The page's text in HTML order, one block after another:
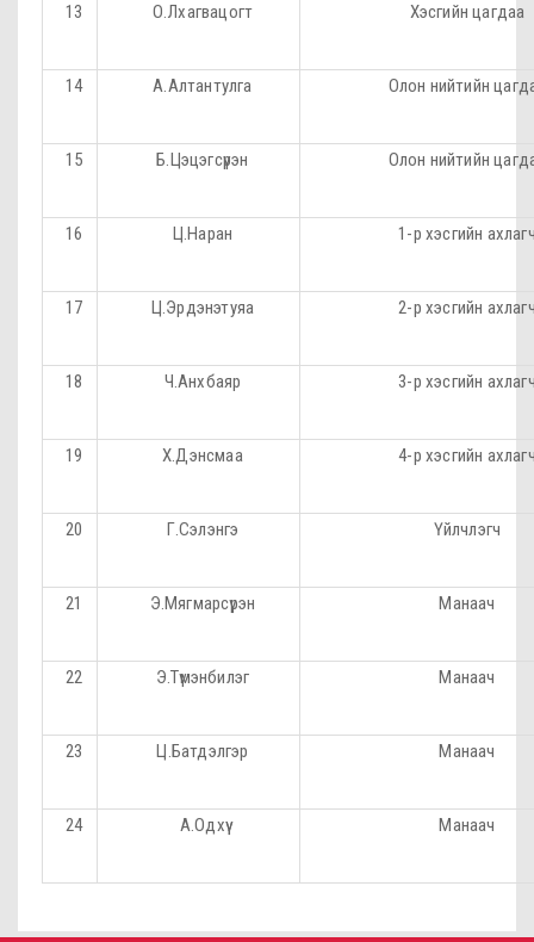
13 О.Лхагвацогт Хэсгийн цагдаа
14 А.Алтантулга Олон нийтийн
15 Б.Цэцэгсүрэн Олон нийтийн
16 Ц.Наран 1-р хэсгийн
17 Ц.Эрдэнэтуяа 2-р хэсгийн
18 Ч.Анхбаяр 3-р хэсгийн
19 Х.Дэнсмаа 4-р хэсгийн
20 Г.Сэлэнгэ Үйлчлэгч
21 Э.Мягмарсүрэн Манаач
22 Э.Түмэнбилэг Манаач
23 Ц.Батдэлгэр Манаач
24 А.Одхүү Манаач